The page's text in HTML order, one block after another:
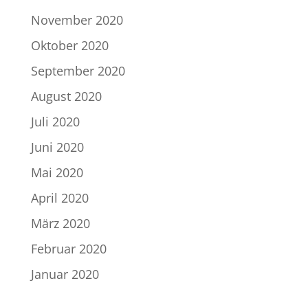
November 2020
Oktober 2020
September 2020
August 2020
Juli 2020
Juni 2020
Mai 2020
April 2020
März 2020
Februar 2020
Januar 2020